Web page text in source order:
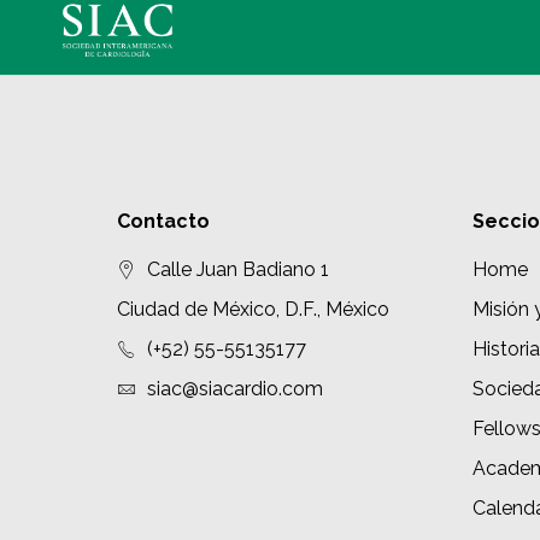
Contacto
Calle Juan Badiano 1
Ciudad de México, D.F., México
(+52) 55-55135177
siac@siacardio.com
Home
Misión
Historia
Fellows